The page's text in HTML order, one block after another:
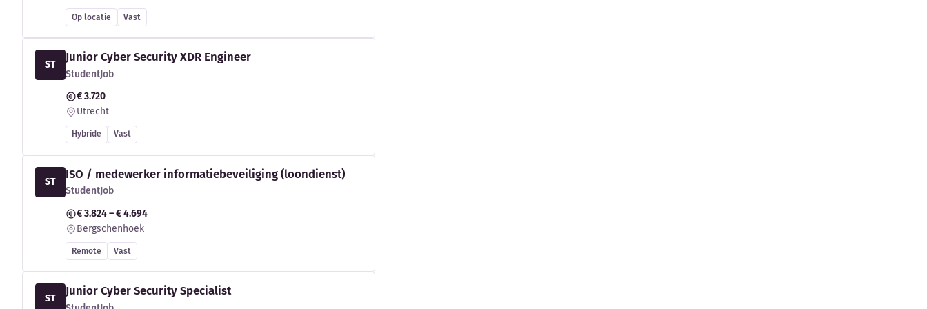
Op locatie Vast
ST
Junior Cyber Security XDR Engineer
StudentJob
€ 3.720
Utrecht
Hybride Vast
ST
ISO / medewerker informatiebeveiliging (loondienst)
StudentJob
€ 3.824 – € 4.694
Bergschenhoek
Remote Vast
ST
Junior Cyber Security Specialist